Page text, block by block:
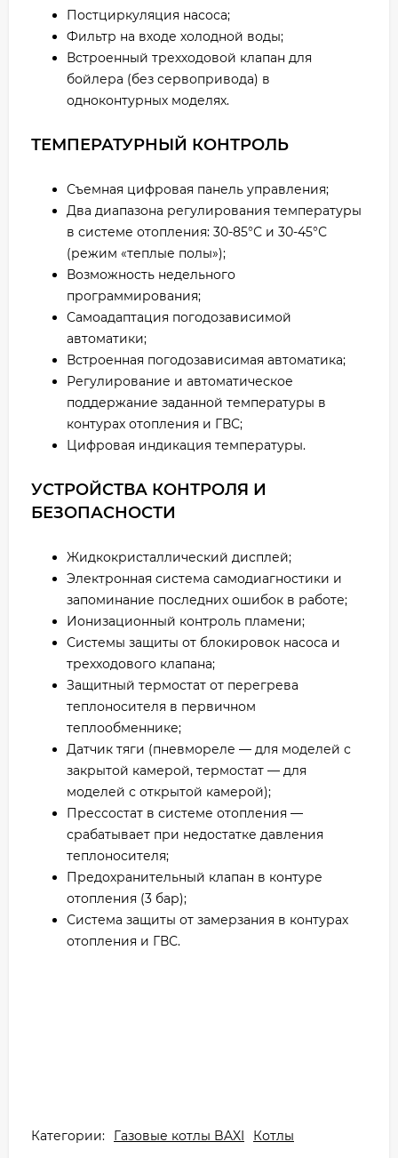
Постциркуляция насоса;
Фильтр на входе холодной воды;
Встроенный трехходовой клапан для
бойлера (без сервопривода) в
одноконтурных моделях.
ТЕМПЕРАТУРНЫЙ КОНТРОЛЬ
Съемная цифровая панель управления;
Два диапазона регулирования температуры
в системе отопления: 30-85°С и 30-45°С
(режим «теплые полы»);
Возможность недельного
программирования;
Самоадаптация погодозависимой
автоматики;
Встроенная погодозависимая автоматика;
Регулирование и автоматическое
поддержание заданной температуры в
контурах отопления и ГВС;
Цифровая индикация температуры.
УСТРОЙСТВА КОНТРОЛЯ И
БЕЗОПАСНОСТИ
Жидкокристаллический дисплей;
Электронная система самодиагностики и
запоминание последних ошибок в работе;
Ионизационный контроль пламени;
Системы защиты от блокировок насоса и
трехходового клапана;
Защитный термостат от перегрева
теплоносителя в первичном
теплообменнике;
Датчик тяги (пневмореле — для моделей с
закрытой камерой, термостат — для
моделей с открытой камерой);
Прессостат в системе отопления —
срабатывает при недостатке давления
теплоносителя;
Предохранительный клапан в контуре
отопления (3 бар);
Система защиты от замерзания в контурах
отопления и ГВС.
Категории: Газовые котлы BAXI Котлы